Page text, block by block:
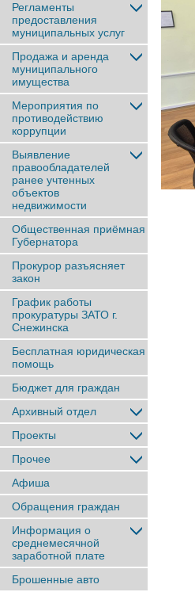
Регламенты
предоставления
муниципальных услуг
Продажа и аренда
муниципального
имущества
Мероприятия по
противодействию
коррупции
Выявление
правообладателей
ранее учтенныx
объектов
недвижимости
Общественная приёмная
Губернатора
Прокурор разъясняет
закон
График работы
прокуратуры ЗАТО г.
Снежинска
Бесплатная юридическая
помощь
Бюджет для граждан
Архивный отдел
Проекты
Прочее
Афиша
Обращения граждан
Информация о
среднемесячной
заработной плате
Брошенные авто